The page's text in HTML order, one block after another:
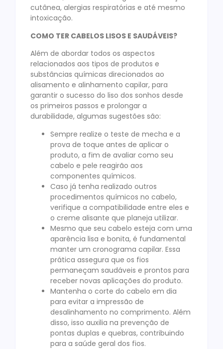
cutânea, alergias respiratórias e até mesmo
intoxicação.
COMO TER CABELOS LISOS E SAUDÁVEIS?
Além de abordar todos os aspectos
relacionados aos tipos de produtos e
substâncias químicas direcionados ao
alisamento e alinhamento capilar, para
garantir o sucesso do liso dos sonhos desde
os primeiros passos e prolongar a
durabilidade, algumas sugestões são:
Sempre realize o teste de mecha e a
prova de toque antes de aplicar o
produto, a fim de avaliar como seu
cabelo e pele reagirão aos
componentes químicos.
Caso já tenha realizado outros
procedimentos químicos no cabelo,
verifique a compatibilidade entre eles e
o creme alisante que planeja utilizar.
Mesmo que seu cabelo esteja com uma
aparência lisa e bonita, é fundamental
manter um cronograma capilar. Essa
prática assegura que os fios
permaneçam saudáveis e prontos para
receber novas aplicações do produto.
Mantenha o corte do cabelo em dia
para evitar a impressão de
desalinhamento no comprimento. Além
disso, isso auxilia na prevenção de
pontas duplas e quebras, contribuindo
para a saúde geral dos fios.